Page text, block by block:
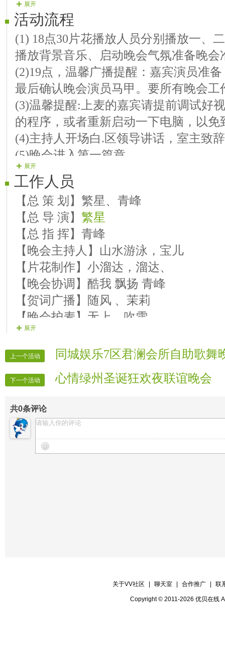
【06号演员】小何 《思念天边
【07号演员】用心 《包公砸侄
【8号演员】宝宝 《走你2013
第二篇章：载歌载舞
【09号演员】快乐你我 《浏阳河》
【10号演员】牧童 《小苹果》
【11号演员】卡西莫多 《只想一生
【12号演员】萍儿 《前门情思大
【13号演员】唱唱 《雨季独醉》
【14号演员】旋律 《前门情思大
【15号演员】纯钧 《陪你一起看
【16号演员】雨声 《我的家乡梵
第三篇章：万事圆圆
【17号演员】酷我 《今夜舞起来
【18号演员】之约 《我在回忆里
【19号演员】梅川 《恋这把土》
【20号演员】秋枫 《天边的故乡
【21号演员】明月 《没有留下地
【22号演员】学歌 《胡琴说》
【23号演员】一路阳光 《我的南方
展开
活动流程
(1) 18点30片花播放人员分别播放一、
播放背景音乐、启动晚会气氛准备晚会
(2)19点，温馨广播提醒：嘉宾演员准
最后确认晚会演员马甲。要所有晚会
(3)温馨提醒:上麦的嘉宾请提前调试好
的程序，或者重新启动一下电脑，以
(4)主持人开场白.区领导讲话，室主致
(5)晚会进入第一篇章
(6)麦序走向，固定麦序： 主持轮流播
(7)主持人宣布晚会结束，
展开
工作人员
【总 策 划】繁星、青峰
【总 导 演】 繁星
【总 指 挥】青峰
【晚会主持人】山水游泳，宝儿
【片花制作】小溜达，溜达、
【晚会协调】酷我 飘扬 青峰
【贺词广播】随风 、茉莉
【晚会护麦】无上、吹雪
【晚会护航】浪漫 、阳光
【晚会联络】青峰
【节目广播】九月
【晚会片花】青竹、文竹、如梦、
【晚会迎宾】全体管理
展开
上一个活动 同城娱乐7区君澜会所自助歌舞
下一个活动 心情绿州圣诞狂欢夜联谊晚会
共0条评论
关于VV社区 聊天室 合作推广 联
Copyright © 2011-2026 优贝在线